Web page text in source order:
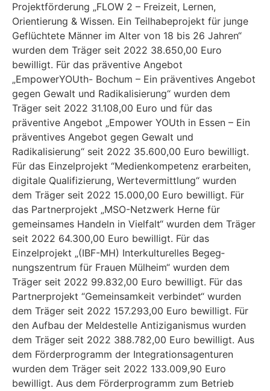
Projektförderung „FLOW 2 – Freizeit, Lernen,
Orientierung & Wissen. Ein Teilhabeprojekt für junge
Geflüchtete Männer im Alter von 18 bis 26 Jahren“
wurden dem Träger seit 2022 38.650,00 Euro
bewilligt. Für das präventive Angebot
„EmpowerYOUth- Bochum – Ein präventives Angebot
gegen Gewalt und Radikalisie­rung“ wurden dem
Träger seit 2022 31.108,00 Euro und für das
präventive Angebot „Empower YOUth in Essen – Ein
präventives Angebot gegen Gewalt und
Radikalisierung“ seit 2022 35.600,00 Euro bewilligt.
Für das Einzelprojekt “Medienkompetenz erarbeiten,
digitale Qualifi­zierung, Wertevermittlung“ wurden
dem Träger seit 2022 15.000,00 Euro bewilligt. Für
das Partnerprojekt „MSO-Netzwerk Herne für
gemeinsames Handeln in Vielfalt“ wurden dem Trä­ger
seit 2022 64.300,00 Euro bewilligt. Für das
Einzelprojekt „(IBF-MH) Interkulturelles Begeg­
nungszentrum für Frauen Mülheim“ wurden dem
Träger seit 2022 99.832,00 Euro bewilligt. Für das
Partnerprojekt “Gemeinsamkeit verbindet“ wurden
dem Träger seit 2022 157.293,00 Euro bewilligt. Für
den Aufbau der Meldestelle Antiziganismus wurden
dem Träger seit 2022 388.782,00 Euro bewilligt. Aus
dem Förderprogramm der Integrationsagenturen
wurden dem Träger seit 2022 133.009,90 Euro
bewilligt. Aus dem Förderprogramm zum Betrieb